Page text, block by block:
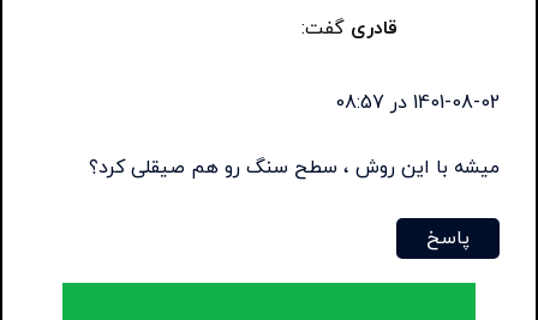
قادری گفت:
1401-08-02 در 08:57
میشه با این روش ، سطح سنگ رو هم صیقلی کرد؟
پاسخ